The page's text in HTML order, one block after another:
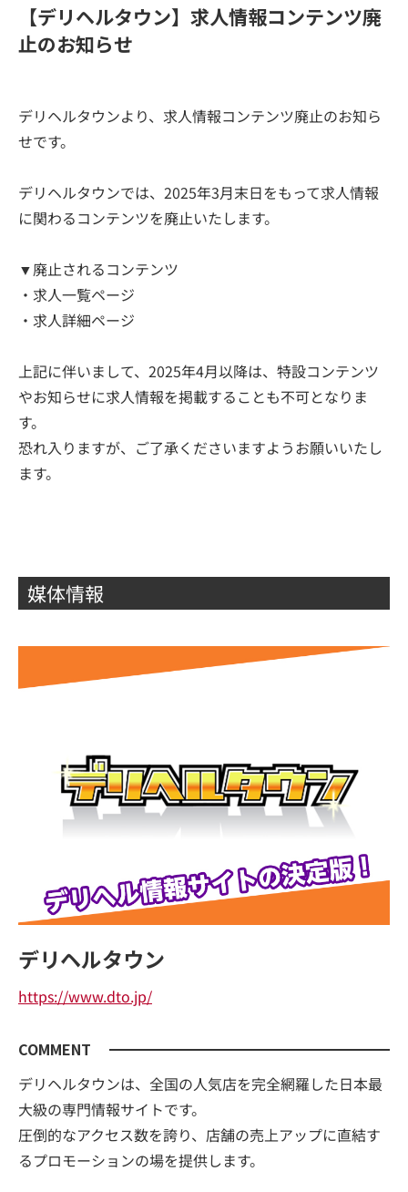
【デリヘルタウン】求人情報コンテンツ廃
止のお知らせ
デリヘルタウンより、求人情報コンテンツ廃止のお知ら
せです。
デリヘルタウンでは、2025年3月末日をもって求人情報
に関わるコンテンツを廃止いたします。
▼廃止されるコンテンツ
・求人一覧ページ
・求人詳細ページ
上記に伴いまして、2025年4月以降は、特設コンテンツ
やお知らせに求人情報を掲載することも不可となりま
す。
恐れ入りますが、ご了承くださいますようお願いいたし
ます。
媒体情報
デリヘルタウン
https://www.dto.jp/
COMMENT
デリヘルタウンは、全国の人気店を完全網羅した日本最
大級の専門情報サイトです。
圧倒的なアクセス数を誇り、店舗の売上アップに直結す
るプロモーションの場を提供します。